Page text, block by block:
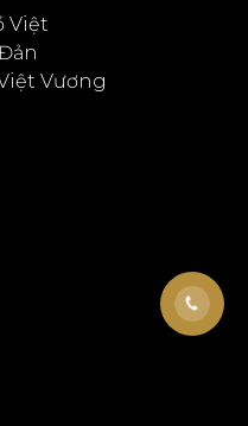
Việt
Vương